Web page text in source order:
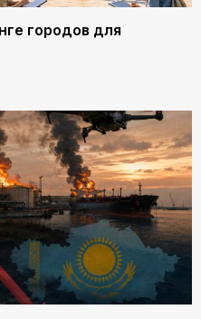
городов для